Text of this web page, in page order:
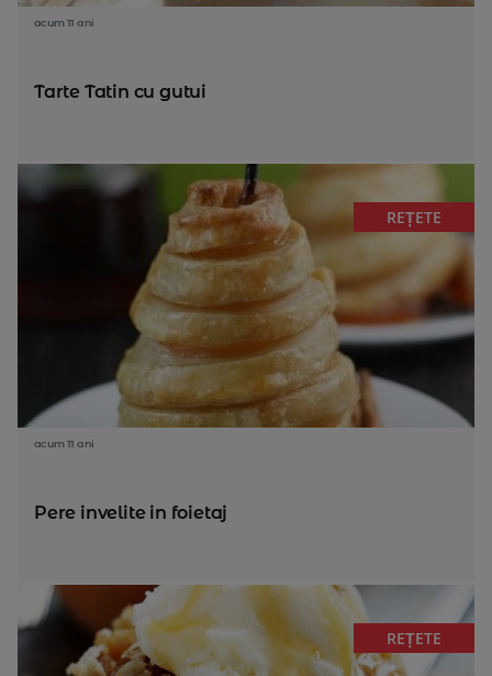
acum 11 ani
Tarte Tatin cu gutui
REȚETE
acum 11 ani
Pere invelite in foietaj
REȚETE